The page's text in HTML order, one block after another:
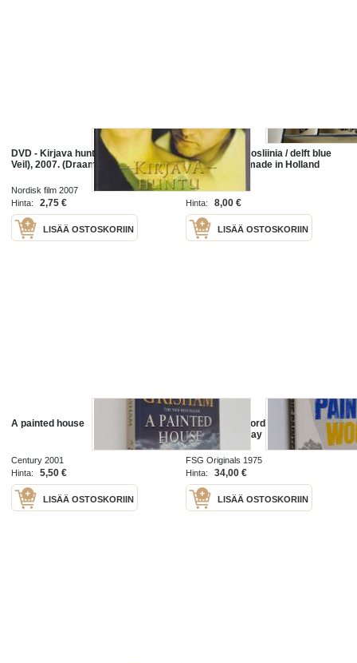
DVD - Kirjava huntu (The Painted
Veil), 2007. (Draama).
Nordisk film 2007
Hinta:
2,75 €
LISÄÄ OSTOSKORIIN
Kynäkotelo - posliinia / delft blue
hand-painted made in Holland
Hinta: 8,00 €
LISÄÄ OSTOSKORIIN
A painted house
Century 2001
Hinta:
5,50 €
LISÄÄ OSTOSKORIIN
The Painted Word - What You See
is what They Say
FSG Originals 1975
Hinta:
34,00 €
LISÄÄ OSTOSKORIIN